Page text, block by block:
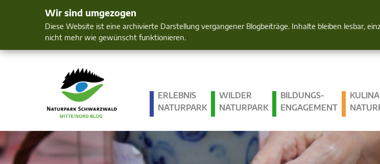
Wir sind umgezogen
Diese Website ist eine archivierte Darstellung vergangener Blogbeiträge. Inhalte bleiben lesbar,
nicht mehr wie gewünscht funktionieren.
Mensch und Natur im Blick
ERLEBNIS
NATURPARK
WILDER
NATURPARK
BILDUNGS­
ENGAGEMENT